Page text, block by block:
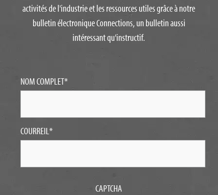
activités de l'industrie et les ressources utiles grâce à notre
bulletin électronique Connections, un bulletin aussi
intéressant qu'instructif.
NOM COMPLET*
COURREIL*
CAPTCHA